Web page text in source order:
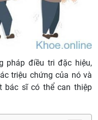
pháp điều tri đặc hiệu,
triệu chứng của nó và
bác sĩ có thể can thiệp